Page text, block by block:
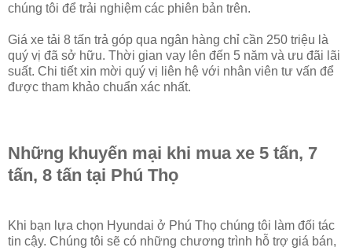
chúng tôi để trải nghiệm các phiên bản trên.
Giá xe tải 8 tấn trả góp qua ngân hàng chỉ cần 250 triệu là
quý vị đã sở hữu. Thời gian vay lên đến 5 năm và ưu đãi lãi
suất. Chi tiết xin mời quý vị liên hệ với nhân viên tư vấn để
được tham khảo chuẩn xác nhất.
Những khuyến mại khi mua xe 5 tấn, 7
tấn, 8 tấn tại Phú Thọ
Khi bạn lựa chọn Hyundai ở Phú Thọ chúng tôi làm đối tác
tin cậy. Chúng tôi sẽ có những chương trình hỗ trợ giá bán,